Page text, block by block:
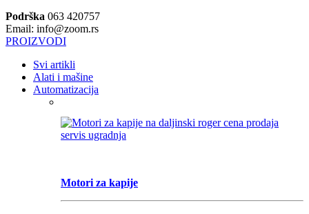
Podrška 063 420757
Email: info@zoom.rs
PROIZVODI
Svi artikli
Alati i mašine
Automatizacija
Motori za kapije